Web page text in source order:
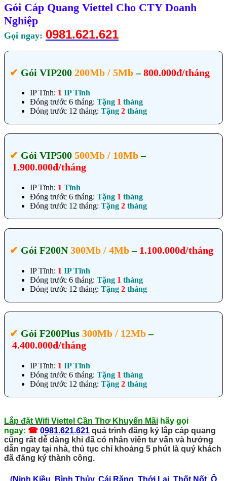
Gói Cáp Quang Viettel Cho CTY Doanh
Nghiệp
Gọi ngay: 0981.621.621
✔‎ Gói VIP200 200Mb / 5Mb–800.000đ/tháng
IP Tĩnh: 1 IP Tĩnh
Đóng trước 6 tháng: Tặng 1 tháng
Đóng trước 12 tháng: Tặng 2 tháng
✔‎ Gói VIP500 500Mb / 10Mb–
1.900.000đ/tháng
IP Tĩnh: 1 Tĩnh
Đóng trước 6 tháng: Tặng 1 tháng
Đóng trước 12 tháng: Tặng 2 tháng
✔‎ Gói F200N300Mb / 4Mb– 1.100.000đ/tháng
IP Tĩnh: 1 IP Tĩnh
Đóng trước 6 tháng: Tặng 1 tháng
Đóng trước 12 tháng: Tặng 2 tháng
✔‎ Gói F200Plus 300Mb / 12Mb–
4.400.000đ/tháng
IP Tĩnh: 1 IP Tĩnh
Đóng trước 6 tháng: Tặng 1 tháng
Đóng trước 12 tháng: Tặng 2 tháng
Lắp đặt Wifi Viettel Cần Thơ Khuyến Mãi hãy gọi
ngay: ☎ 0981.621.621 quá trình đăng ký lắp cáp quang
cũng rất dễ dàng khi đã có nhân viên tư vấn và hướng
dẫn ngay tại nhà, thủ tục chỉ khoảng 5 phút là quý khách
đã đăng ký thành công.
(Ninh Kiều Bình Thủy, Cái Răng Thới Lai Thốt Nốt Ô